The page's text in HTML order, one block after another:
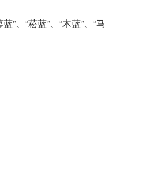
、“菘蓝”、“木蓝”、“马